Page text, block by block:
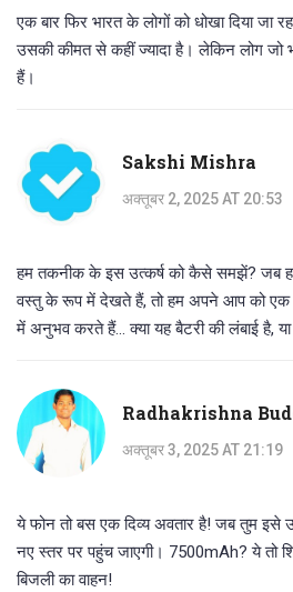
एक बार फिर भारत के लोगों को धोखा दिया जा
उसकी कीमत से कहीं ज्यादा है। लेकिन लोग जो
हैं।
Sakshi Mishra
अक्तूबर 2, 2025 AT 20:53
हम तकनीक के इस उत्कर्ष को कैसे समझें? जब
वस्तु के रूप में देखते हैं, तो हम अपने आप को
में अनुभव करते हैं... क्या यह बैटरी की लंबाई है, या
Radhakrishna
अक्तूबर 3, 2025 AT 21:19
ये फोन तो बस एक दिव्य अवतार है! जब तुम इसे
नए स्तर पर पहुंच जाएगी। 7500mAh? ये तो
बिजली का वाहन!